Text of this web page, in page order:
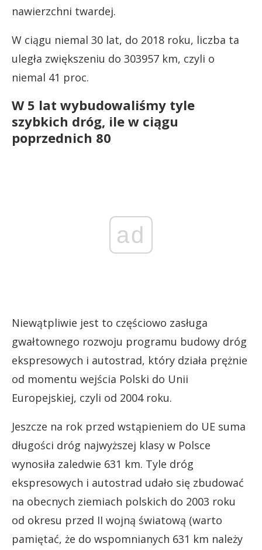
nawierzchni twardej.
W ciągu niemal 30 lat, do 2018 roku, liczba ta
uległa zwiększeniu do 303957 km, czyli o
niemal 41 proc.
W 5 lat wybudowaliśmy tyle
szybkich dróg, ile w ciągu
poprzednich 80
ad
Niewątpliwie jest to częściowo zasługa
gwałtownego rozwoju programu budowy dróg
ekspresowych i autostrad, który działa prężnie
od momentu wejścia Polski do Unii
Europejskiej, czyli od 2004 roku.
Jeszcze na rok przed wstąpieniem do UE suma
długości dróg najwyższej klasy w Polsce
wynosiła zaledwie 631 km. Tyle dróg
ekspresowych i autostrad udało się zbudować
na obecnych ziemiach polskich do 2003 roku
od okresu przed II wojną światową (warto
pamiętać, że do wspomnianych 631 km należy